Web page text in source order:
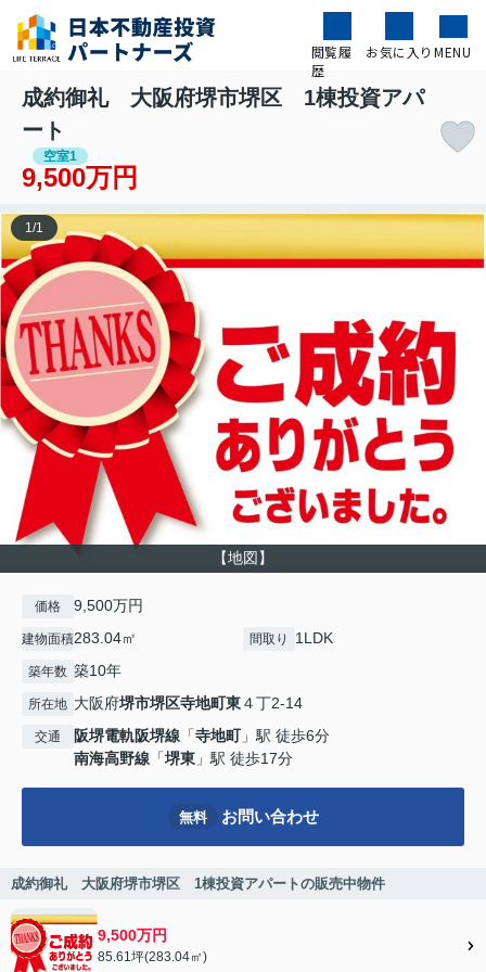
閲覧履
歴
お気に入り MENU
成約御礼 大阪府堺市堺区 1棟投資アパ
ート
空室1
9,500万円
【地図】
1 /1
価格 9,500万円
建物面積283.04㎡ 間取り 1LDK
築年数 築10年
所在地 大阪府堺市堺区寺地町東４丁2-14
交通 阪堺電軌阪堺線 「寺地町」駅 徒歩6分
南海高野線 「堺東 」駅 徒歩17分
無料 お問い合わせ
成約御礼 大阪府堺市堺区 1棟投資アパートの販売中物件
9,500万円
85.61坪(283.04㎡)